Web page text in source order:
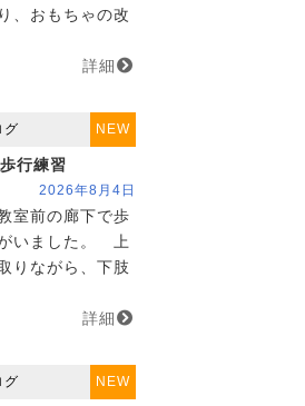
、おもちゃの改
詳細
NEW
グ
行練習
2026年8月4日
室前の廊下で歩
いました。 上
りながら、下肢
詳細
NEW
グ